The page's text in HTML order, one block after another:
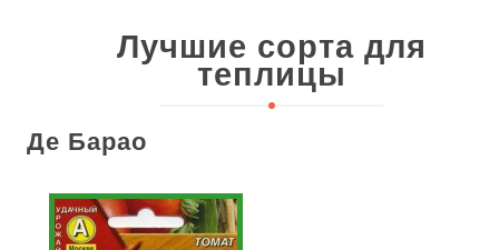
Лучшие сорта для
теплицы
Де Барао